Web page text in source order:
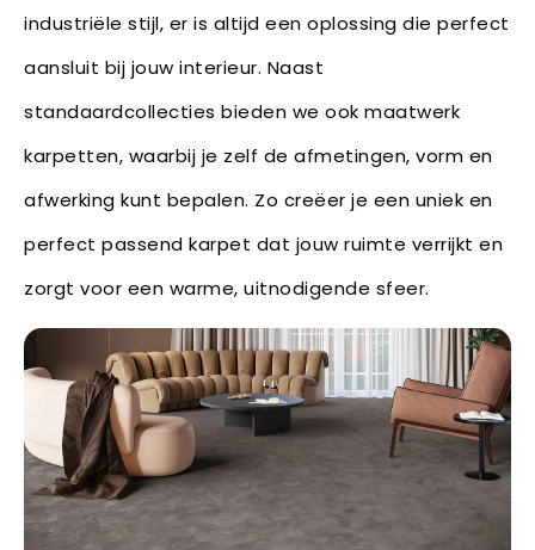
industriële stijl, er is altijd een oplossing die perfect
aansluit bij jouw interieur. Naast
standaardcollecties bieden we ook maatwerk
karpetten, waarbij je zelf de afmetingen, vorm en
afwerking kunt bepalen. Zo creëer je een uniek en
perfect passend karpet dat jouw ruimte verrijkt en
zorgt voor een warme, uitnodigende sfeer.